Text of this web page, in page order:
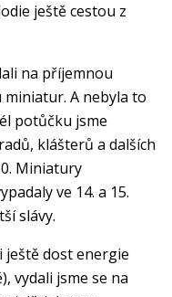
ještě cestou z
na příjemnou
A nebyla to
potůčku jsme
klášterů a dalších
Miniatury
ve 14. a 15.
slávy.
ještě dost energie
vydali jsme se na